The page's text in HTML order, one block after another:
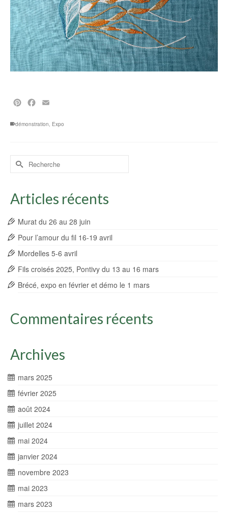
PinterestFacebook
démonstration, Expo
Rechercher :
Articles récents
Murat du 26 au 28 juin
Pour l’amour du fil 16-19 avril
Mordelles 5-6 avril
Fils croisés 2025, Pontivy du 13 au 16 mars
Brécé, expo en février et démo le 1 mars
Commentaires récents
Archives
mars 2025
février 2025
août 2024
juillet 2024
mai 2024
janvier 2024
novembre 2023
mai 2023
mars 2023